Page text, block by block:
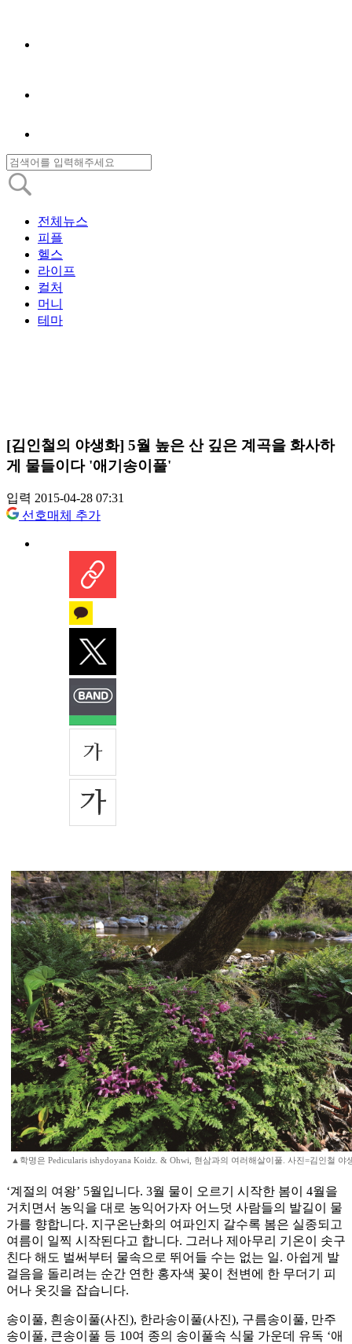
전체뉴스
피플
헬스
라이프
컬처
머니
테마
[김인철의 야생화] 5월 높은 산 깊은 계곡을 화사하
게 물들이다 '애기송이풀'
입력 2015-04-28 07:31
선호매체 추가
▲학명은 Pedicularis ishydoyana Koidz. & Ohwi, 현삼과의 여러해살이풀. 사진=김인철 야
‘계절의 여왕’ 5월입니다. 3월 물이 오르기 시작한 봄이 4월을
거치면서 농익을 대로 농익어가자 어느덧 사람들의 발길이 물
가를 향합니다. 지구온난화의 여파인지 갈수록 봄은 실종되고
여름이 일찍 시작된다고 합니다. 그러나 제아무리 기온이 솟구
친다 해도 벌써부터 물속으로 뛰어들 수는 없는 일. 아쉽게 발
걸음을 돌리려는 순간 연한 홍자색 꽃이 천변에 한 무더기 피
어나 옷깃을 잡습니다.
송이풀, 흰송이풀(사진), 한라송이풀(사진), 구름송이풀, 만주
송이풀, 큰송이풀 등 10여 종의 송이풀속 식물 가운데 유독 ‘애